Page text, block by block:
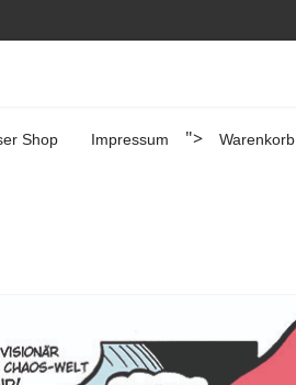
Shop Impressum "> Warenkorb